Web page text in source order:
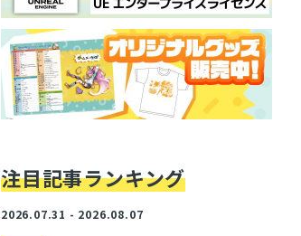
注目記事ランキング
2026.07.31 - 2026.08.07